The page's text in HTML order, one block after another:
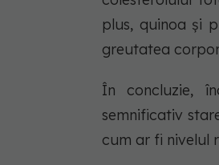
plus, quinoa și
greutatea
În concluzie,
semnificativ
cum ar fi nivelul